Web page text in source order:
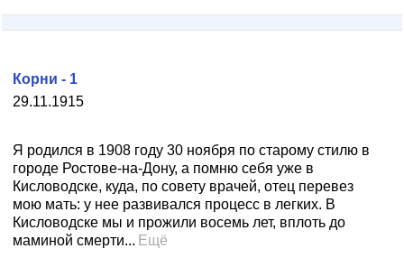
29.11.1915
Корни - 1
Я родился в 1908 году 30 ноября по старому стилю в
городе Ростове-на-Дону, а помню себя уже в
Кисловодске, куда, по совету врачей, отец перевез
мою мать: у нее развивался процесс в легких. В
Кисловодске мы и прожили восемь лет, вплоть до
маминой смерти... Ещё